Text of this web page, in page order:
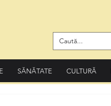
SĂNĂTATE CULTURĂ